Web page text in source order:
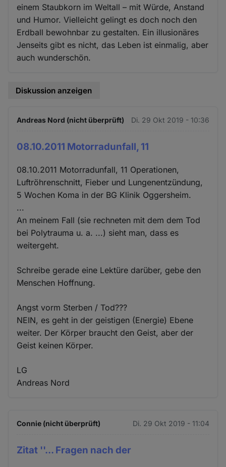
einem Staubkorn im Weltall – mit Würde, Anstand
und Humor. Vielleicht gelingt es doch noch den
Erdball bewohnbar zu gestalten. Ein illusionäres
Jenseits gibt es nicht, das Leben ist einmalig, aber
auch wunderschön.
Diskussion anzeigen
Andreas Nord (nicht überprüft) Di. 29 Okt 2019 - 10:36
08.10.2011 Motorradunfall, 11
08.10.2011 Motorradunfall, 11 Operationen,
Luftröhrenschnitt, Fieber und Lungenentzündung,
5 Wochen Koma in der BG Klinik Oggersheim.
...
An meinem Fall (sie rechneten mit dem dem Tod
bei Polytrauma u. a. ...) sieht man, dass es
weitergeht.
Schreibe gerade eine Lektüre darüber, gebe den
Menschen Hoffnung.
Angst vorm Sterben / Tod???
NEIN, es geht in der geistigen (Energie) Ebene
weiter. Der Körper braucht den Geist, aber der
Geist keinen Körper.
LG
Andreas Nord
Connie (nicht überprüft) Di. 29 Okt 2019 - 11:04
Zitat ''... Fragen nach der